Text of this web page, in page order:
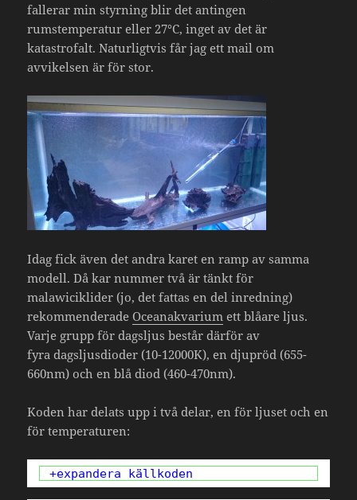
fallerar min styrning blir det antingen
rumstemperatur eller 27°C, inget av det är
katastrofalt. Naturligtvis får jag ett mail om
avvikelsen är för stor.
Idag fick även det andra karet en ramp av samma
modell. Då kar nummer två är tänkt för
malawiciklider (jo, det fattas en del inredning)
rekommenderade Oceanakvarium ett blåare ljus.
Varje grupp för dagsljus består därför av
fyra dagsljusdioder (10-12000K), en djupröd (655-
660nm) och en blå diod (460-470nm).
Koden har delats upp i två delar, en för ljuset och en
för temperaturen:
+expandera källkoden